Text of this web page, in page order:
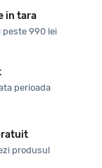
in tara
990 lei
perioada
produsul